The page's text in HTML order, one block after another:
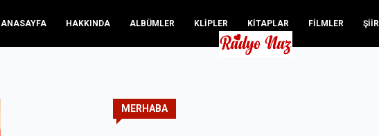
ANASAYFA HAKKINDA ALBÜMLER KLİPLER KİTAPLAR FİLMLER
MERHABA